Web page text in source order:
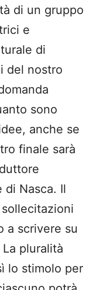
di un gruppo
e
di
del nostro
sono
anche se
finale sarà
di Nasca. Il
a scrivere su
pluralità
lo stimolo per